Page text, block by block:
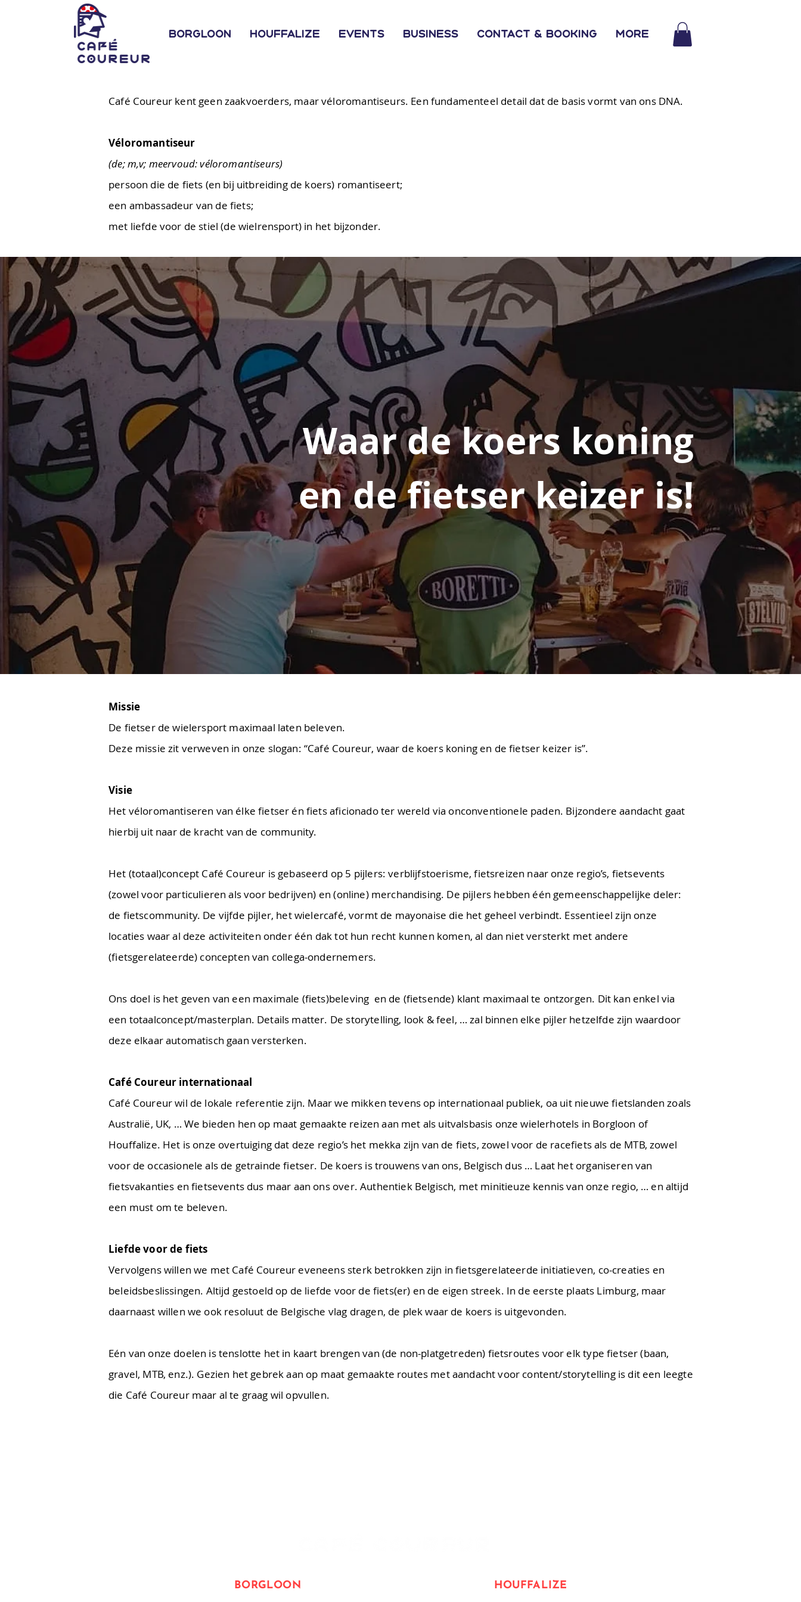
Borgloon Houffalize Events Business Contact & Booking More
Café Coureur kent geen zaakvoerders, maar véloromantiseurs. Een fundamenteel detail dat de basis vormt van ons DNA.
Véloromantiseur
(de; m,v; meervoud: véloromantiseurs)
persoon die de fiets (en bij uitbreiding de koers) romantiseert;
een ambassadeur van de fiets;
met liefde voor de stiel (de wielrensport) in het bijzonder.
Waar de koers koning
en de fietser keizer is!
Missie
De fietser de wielersport maximaal laten beleven.
Deze missie zit verweven in onze slogan: “Café Coureur, waar de koers koning en de fietser keizer is”.
Visie
Het véloromantiseren van élke fietser én fiets aficionado ter wereld via onconventionele paden. Bijzondere aandacht gaat
hierbij uit naar de kracht van de community.
Het (totaal)concept Café Coureur is gebaseerd op 5 pijlers: verblijfstoerisme, fietsreizen naar onze regio’s, fietsevents
(zowel voor particulieren als voor bedrijven) en (online) merchandising. De pijlers hebben één gemeenschappelijke deler:
de fietscommunity. De vijfde pijler, het wielercafé, vormt de mayonaise die het geheel verbindt. Essentieel zijn onze
locaties waar al deze activiteiten onder één dak tot hun recht kunnen komen, al dan niet versterkt met andere
(fietsgerelateerde) concepten van collega-ondernemers.
Ons doel is het geven van een maximale (fiets)beleving en de (fietsende) klant maximaal te ontzorgen. Dit kan enkel via
een totaalconcept/masterplan. Details matter. De storytelling, look & feel, … zal binnen elke pijler hetzelfde zijn waardoor
deze elkaar automatisch gaan versterken.
Café Coureur internationaal
Café Coureur wil de lokale referentie zijn. Maar we mikken tevens op internationaal publiek, oa uit nieuwe fietslanden zoals
Australië, UK, … We bieden hen op maat gemaakte reizen aan met als uitvalsbasis onze wielerhotels in Borgloon of
Houffalize. Het is onze overtuiging dat deze regio’s het mekka zijn van de fiets, zowel voor de racefiets als de MTB, zowel
voor de occasionele als de getrainde fietser. De koers is trouwens van ons, Belgisch dus … Laat het organiseren van
fietsvakanties en fietsevents dus maar aan ons over. Authentiek Belgisch, met minitieuze kennis van onze regio, … en altijd
een must om te beleven.
Liefde voor de fiets
Vervolgens willen we met Café Coureur eveneens sterk betrokken zijn in fietsgerelateerde initiatieven, co-creaties en
beleidsbeslissingen. Altijd gestoeld op de liefde voor de fiets(er) en de eigen streek. In de eerste plaats Limburg, maar
daarnaast willen we ook resoluut de Belgische vlag dragen, de plek waar de koers is uitgevonden.
Eén van onze doelen is tenslotte het in kaart brengen van (de non-platgetreden) fietsroutes voor elk type fietser (baan,
gravel, MTB, enz.). Gezien het gebrek aan op maat gemaakte routes met aandacht voor content/storytelling is dit een leegte
die Café Coureur maar al te graag wil opvullen.
BORGLOON
HOUFFALIZE